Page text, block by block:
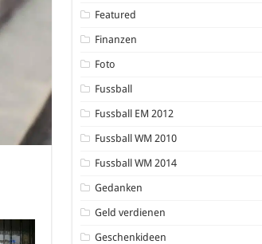
Featured
Finanzen
Foto
Fussball
Fussball EM 2012
Fussball WM 2010
Fussball WM 2014
Gedanken
Geld verdienen
Geschenkideen